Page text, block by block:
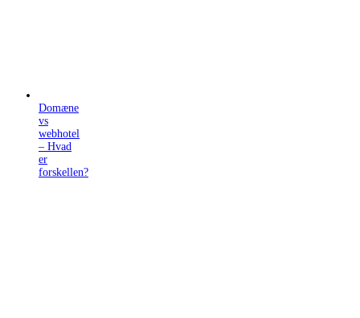
Domæne
vs
webhotel
– Hvad
er
forskellen?